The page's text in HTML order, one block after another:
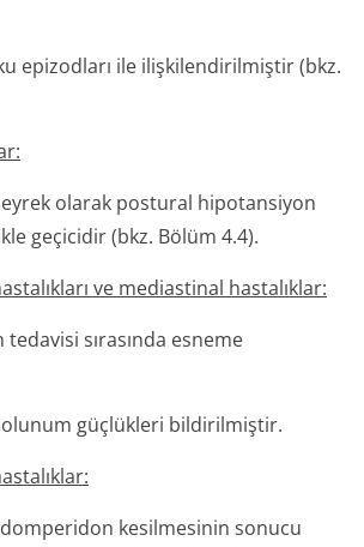
epizodları ile ilişkilendiril­miştir (bkz.
olarak postural hipotansiyon
geçicidir (bkz. Bölüm 4.4).
ve mediastinal hastalıklar:
tedavisi sırasında esneme
güçlükleri bildirilmiştir.
domperidon kesilmesinin sonucu